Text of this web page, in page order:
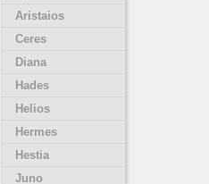
Aristaios
Ceres
Diana
Hades
Helios
Hermes
Hestia
Juno